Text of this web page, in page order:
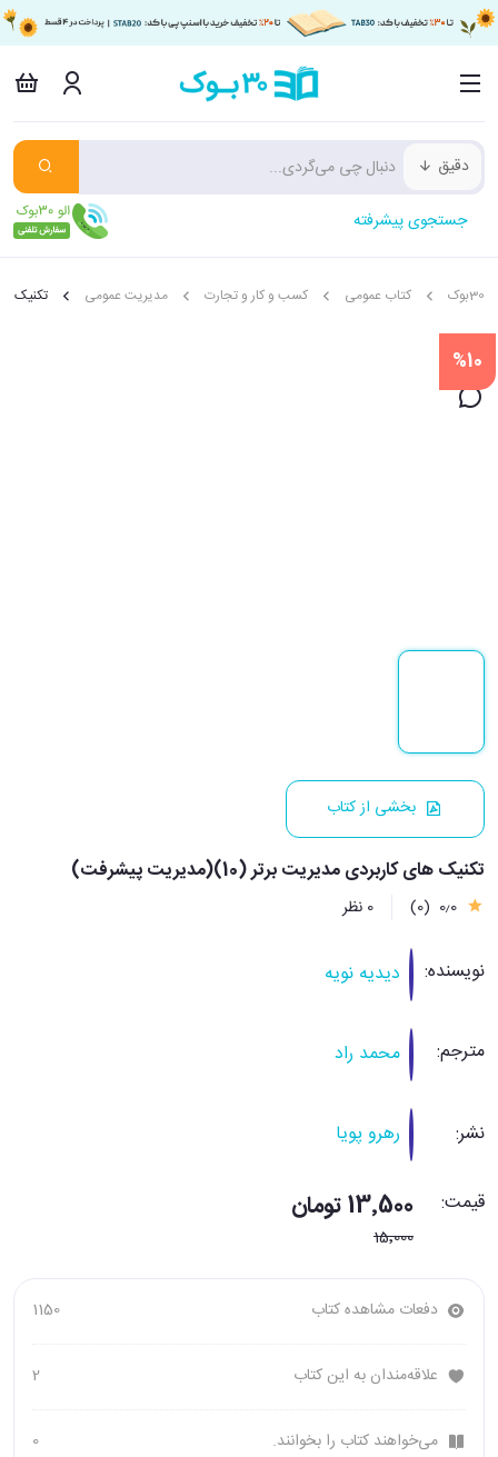
دقیق
جستجوی پیشرفته
30بوک کتاب عمومی کسب و کار و تجارت مدیریت عمومی تکنیک
%10
بخشی از کتاب
تکنیک های کاربردی مدیریت برتر (10)(مدیریت پیشرفت)
0٫0 (0) 0 نظر
نویسنده: دیدیه نویه
مترجم: محمد راد
نشر: رهرو پویا
قیمت: 13٬500 تومان
15٬000
دفعات مشاهده کتاب 1150
علاقه‌مندان به این کتاب 2
می‌خواهند کتاب را بخوانند. 0